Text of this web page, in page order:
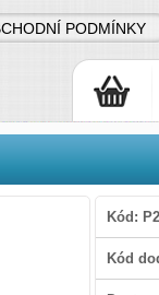
Kód:
Kód
PODMÍNKY